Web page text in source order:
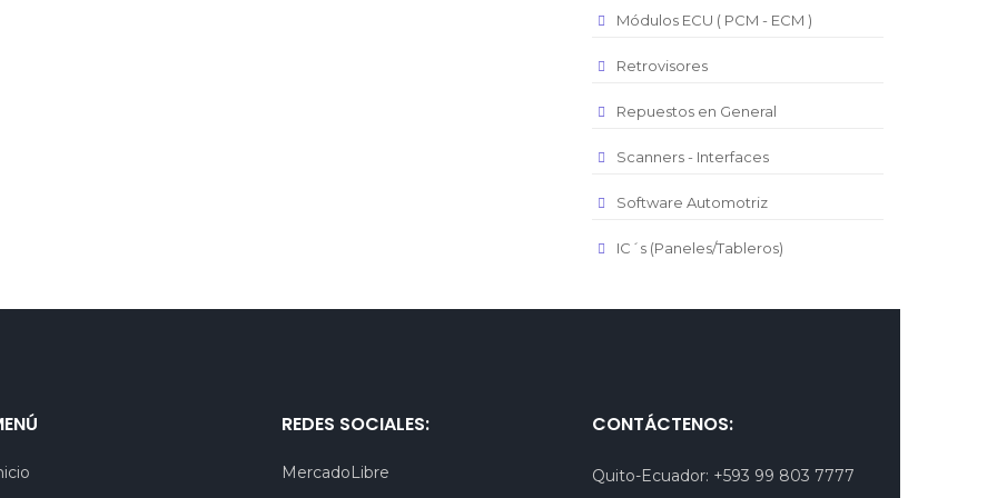
Módulos ECU ( PCM - ECM )
Retrovisores
Repuestos en General
Scanners - Interfaces
Software Automotriz
IC´s (Paneles/Tableros)
REDES SOCIALES:
MercadoLibre
CONTÁCTENOS:
Quito-Ecuador: +593 99 803 7777